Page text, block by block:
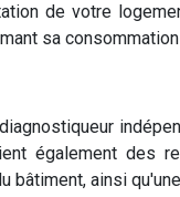
de votre
sa
également des
bâtiment, ainsi